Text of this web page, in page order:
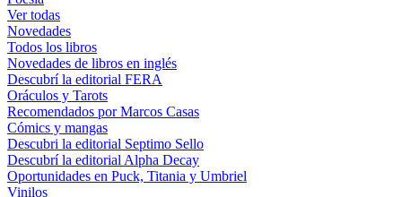
Ver todas
Novedades
Todos los libros
Novedades de libros en inglés
Descubrí la editorial FERA
Oráculos y Tarots
Recomendados por Marcos Casas
Cómics y mangas
Descubri la editorial Septimo Sello
Descubrí la editorial Alpha Decay
Oportunidades en Puck, Titania y Umbriel
Vinilos